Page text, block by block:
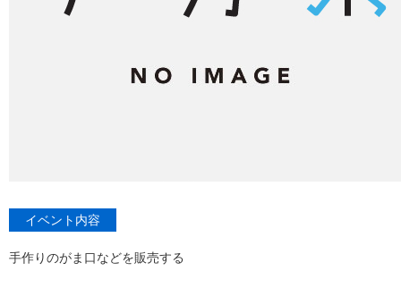
イベント内容
手作りのがま口などを販売する